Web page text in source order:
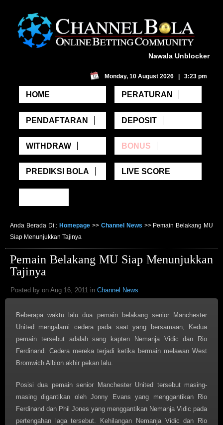
Nawala Unblocker
Monday, 10 August 2026 | 3:23 pm
HOME PERATURAN
PENDAFTARAN DEPOSIT
WITHDRAW BONUS
PREDIKSI BOLA LIVE SCORE
Anda Berada Di :Homepage >> Channel News >> Pemain Belakang MU
Siap Menunjukkan Tajinya
Pemain Belakang MU Siap Menunjukkan
Tajinya
Posted by on Aug 16, 2011 in Channel News
Beberapa waktu lalu dua pemain belakang senior Manchester
United mengalami cedera pada saat yang bersamaan, Kedua
pemain tersebut adalah sang kapten Nemanja Vidic dan Rio
Ferdinand. Cedera mereka terjadi ketika bermain melawan West
Bromwich Albion akhir pekan lalu.
Posisi dua pemain senior Manchester United tersebut masing-
masing digantikan oleh Jonny Evans yang menggantikan Rio
Ferdinand dan Phil Jones yang menggantikan Nemanja Vidic pada
pertengahan laga tersebut. Kehilangan Nemanja Vidic dan Rio